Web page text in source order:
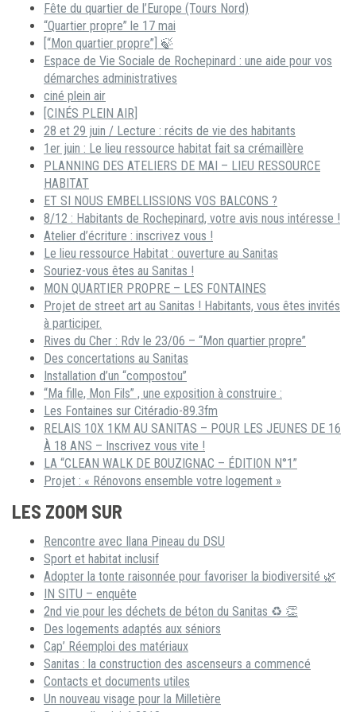
Fête du quartier de l’Europe (Tours Nord)
“Quartier propre” le 17 mai
[“Mon quartier propre”] 🍃
Espace de Vie Sociale de Rochepinard : une aide pour vos
démarches administratives
ciné plein air
[CINÉS PLEIN AIR]
28 et 29 juin / Lecture : récits de vie des habitants
1er juin : Le lieu ressource habitat fait sa crémaillère
PLANNING DES ATELIERS DE MAI – LIEU RESSOURCE
HABITAT
ET SI NOUS EMBELLISSIONS VOS BALCONS ?
8/12 : Habitants de Rochepinard, votre avis nous intéresse !
Atelier d’écriture : inscrivez vous !
Le lieu ressource Habitat : ouverture au Sanitas
Souriez-vous êtes au Sanitas !
MON QUARTIER PROPRE – LES FONTAINES
Projet de street art au Sanitas ! Habitants, vous êtes invités
à participer.
Rives du Cher : Rdv le 23/06 – “Mon quartier propre”
Des concertations au Sanitas
Installation d’un “compostou”
“Ma fille, Mon Fils” , une exposition à construire :
Les Fontaines sur Citéradio-89.3fm
RELAIS 10X 1KM AU SANITAS – POUR LES JEUNES DE 16
À 18 ANS – Inscrivez vous vite !
LA “CLEAN WALK DE BOUZIGNAC – ÉDITION N°1”
Projet : « Rénovons ensemble votre logement »
LES ZOOM SUR
Rencontre avec Ilana Pineau du DSU
Sport et habitat inclusif
Adopter la tonte raisonnée pour favoriser la biodiversité 🌿
IN SITU – enquête
2nd vie pour les déchets de béton du Sanitas ♻ 👏
Des logements adaptés aux séniors
Cap’ Réemploi des matériaux
Sanitas : la construction des ascenseurs a commencé
Contacts et documents utiles
Un nouveau visage pour la Milletière